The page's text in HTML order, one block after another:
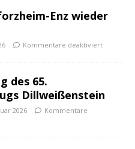
Enz wieder
Kommentare deaktiviert
des 65.
Dillweißenstein
2026
Kommentare